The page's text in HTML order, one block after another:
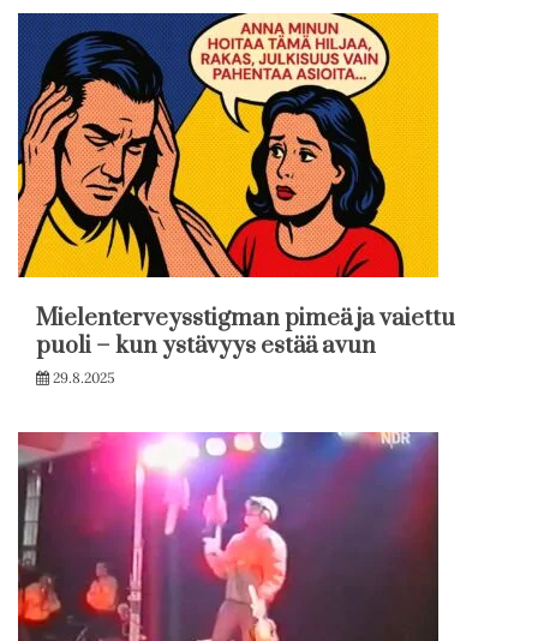
Mielenterveysstigman pimeä ja vaiettu
puoli – kun ystävyys estää avun
29.8.2025